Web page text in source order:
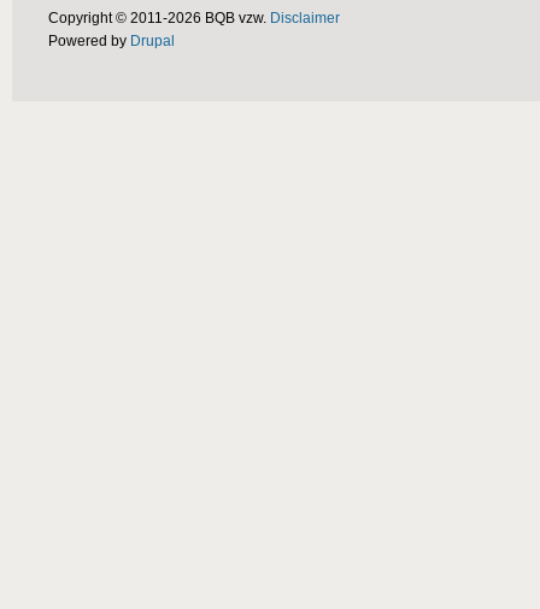
Copyright © 2011-2026 BQB vzw. Disclaimer
Powered by Drupal